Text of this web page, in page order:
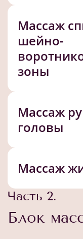
Массаж
шейно-
зоны
Массаж
головы
Массаж
Часть 2.
Блок